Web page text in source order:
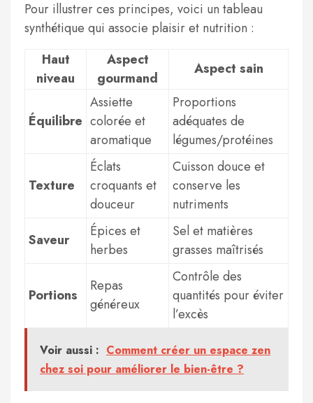
Pour illustrer ces principes, voici un tableau
synthétique qui associe plaisir et nutrition :
Haut
niveau
Aspect
gourmand
Aspect sain
Équilibre
Assiette
colorée et
aromatique
Proportions
adéquates de
légumes/protéines
Texture
Éclats
croquants et
douceur
Cuisson douce et
conserve les
nutriments
Saveur
Épices et
herbes
Sel et matières
grasses maîtrisés
Portions
Repas
généreux
Contrôle des
quantités pour éviter
l’excès
Voir aussi : Comment créer un espace zen
chez soi pour améliorer le bien-être ?